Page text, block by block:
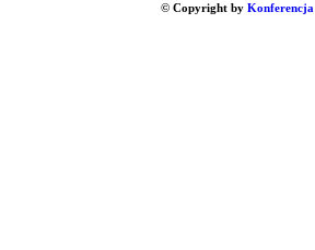
© Copyright by Konferencja